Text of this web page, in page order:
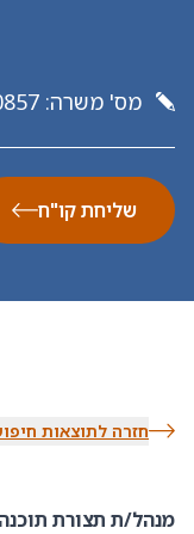
מס' משרה:
שליחת קו"ח
חזרה לתוצאות
מנהל/ת תצורת